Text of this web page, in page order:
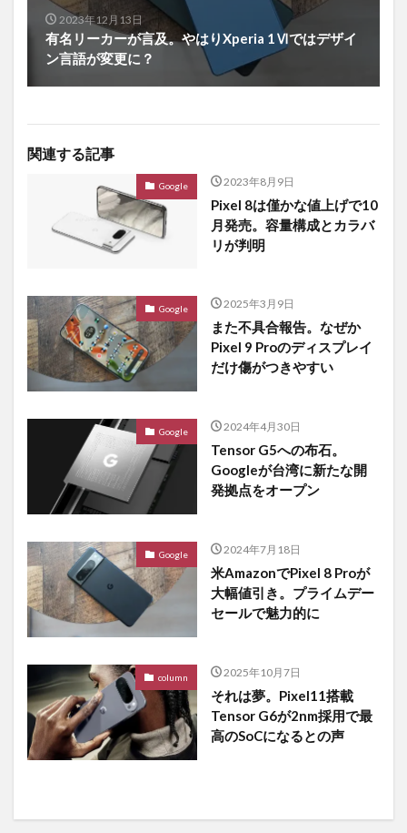
2023年12月13日
有名リーカーが言及。やはりXperia 1Ⅵではデザイ
ン言語が変更に？
関連する記事
Google 2023年8月9日
Pixel 8は僅かな値上げで10
月発売。容量構成とカラバ
リが判明
Google 2025年3月9日
また不具合報告。なぜか
Pixel 9 Proのディスプレイ
だけ傷がつきやすい
Google 2024年4月30日
Tensor G5への布石。
Googleが台湾に新たな開
発拠点をオープン
Google 2024年7月18日
米AmazonでPixel 8 Proが
大幅値引き。プライムデー
セールで魅力的に
column 2025年10月7日
それは夢。Pixel11搭載
Tensor G6が2nm採用で最
高のSoCになるとの声